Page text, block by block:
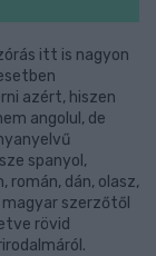
itt is nagyon
azért, hiszen
angolul, de
spanyol,
román, dán, olasz,
szerzőtől
rövid